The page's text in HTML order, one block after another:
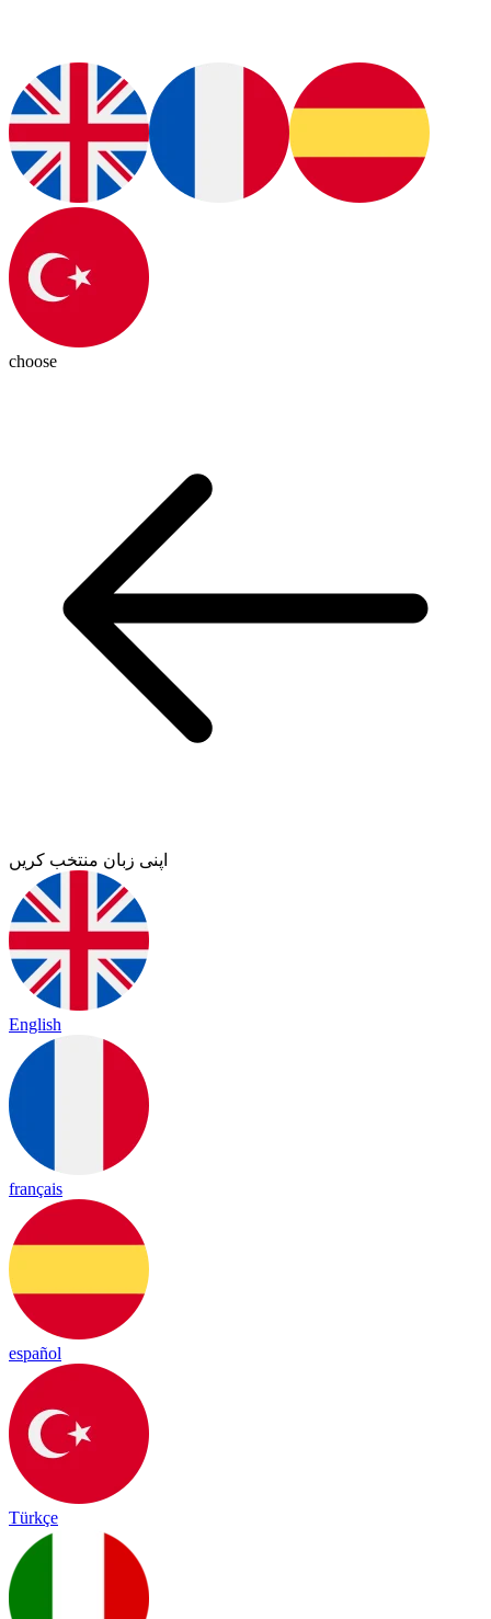
choose
اپنی زبان منتخب کریں
English
français
español
Türkçe